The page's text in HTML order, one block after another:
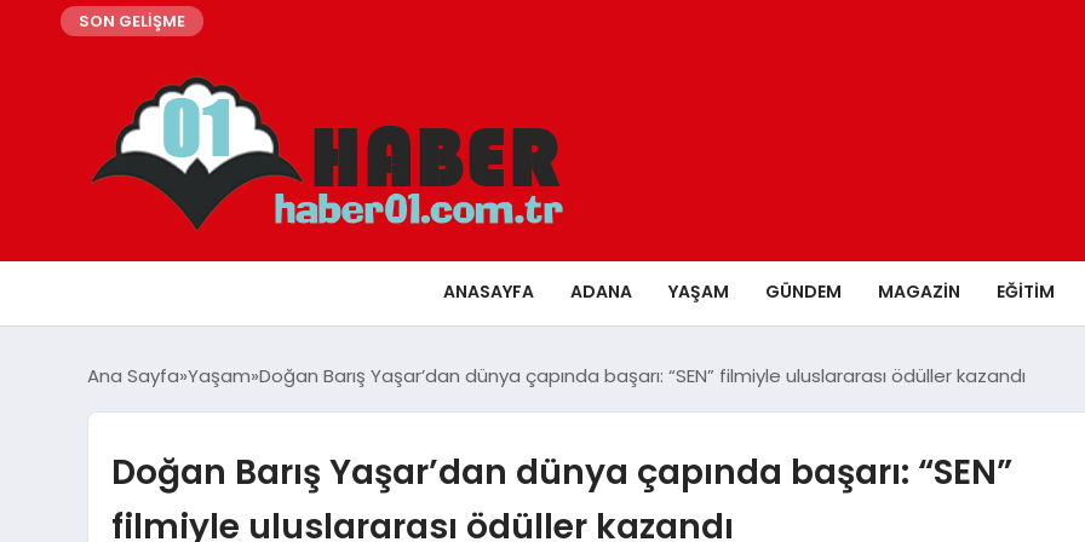
SON GELİŞME
ANASAYFA ADANA YAŞAM GÜNDEM MAGAZIN EĞITIM
Ana Sayfa Yaşam Doğan Barış Yaşar’dan dünya çapında başarı: “SEN” filmiyle uluslararası ödüller kazandı
Doğan Barış Yaşar’dan dünya çapında başarı: “SEN”
filmiyle uluslararası ödüller kazandı